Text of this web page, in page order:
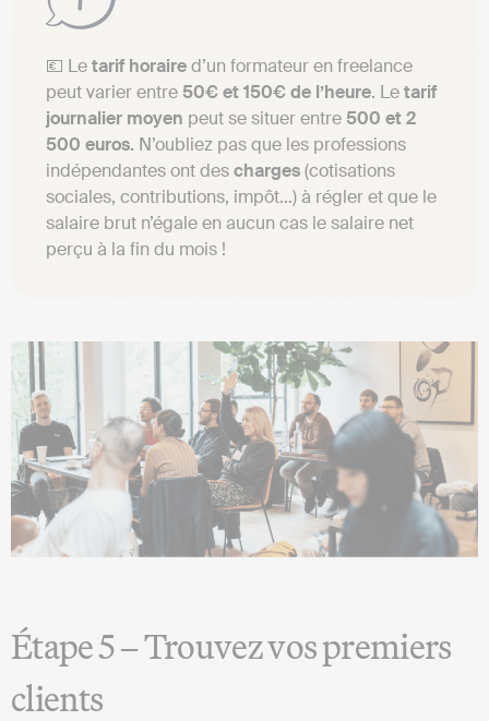
💶 Letarif horaired’un formateur en freelance
peut varier entre 50€ et 150€ de l’heure. Letarif
journalier moyen peut se situer entre 500 et 2
500 euros. N’oubliez pas que les professions
indépendantes ont descharges(cotisations
sociales, contributions, impôt…) à régler et que le
salaire brut n’égale en aucun cas le salaire net
perçu à la fin du mois !
Étape 5 – Trouvez vos premiers
clients